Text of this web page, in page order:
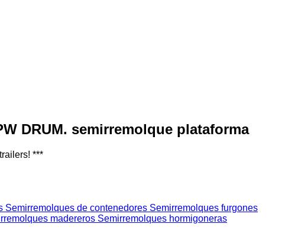
DRUM. semirremolque plataforma
***
Semirremolques de contenedores Semirremolques furgones
madereros Semirremolques hormigoneras